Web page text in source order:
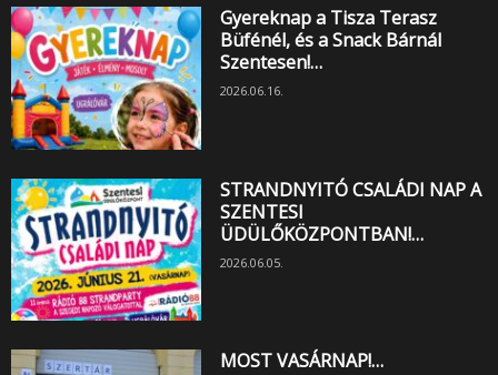
Gyereknap a Tisza Terasz
Büfénél, és a Snack Bárnál
Szentesen!…
2026.06.16.
STRANDNYITÓ CSALÁDI NAP A
SZENTESI
ÜDÜLŐKÖZPONTBAN!…
2026.06.05.
MOST VASÁRNAP!…